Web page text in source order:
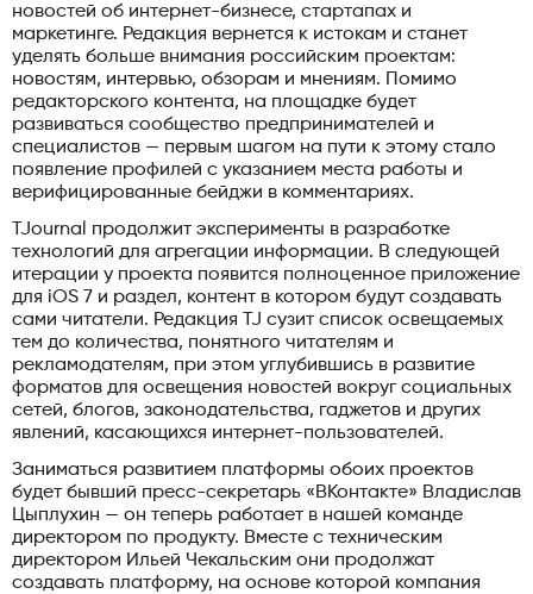
новостей об интернет-бизнесе, стартапах и
маркетинге. Редакция вернется к истокам и станет
уделять больше внимания российским проектам:
новостям, интервью, обзорам и мнениям. Помимо
редакторского контента, на площадке будет
развиваться сообщество предпринимателей и
специалистов — первым шагом на пути к этому стало
появление профилей с указанием места работы и
верифицированные бейджи в комментариях.
TJournal продолжит эксперименты в разработке
технологий для агрегации информации. В следующей
итерации у проекта появится полноценное приложение
для iOS 7 и раздел, контент в котором будут создавать
сами читатели. Редакция TJ сузит список освещаемых
тем до количества, понятного читателям и
рекламодателям, при этом углубившись в развитие
форматов для освещения новостей вокруг социальных
сетей, блогов, законодательства, гаджетов и других
явлений, касающихся интернет-пользователей.
Заниматься развитием платформы обоих проектов
будет бывший пресс-секретарь «ВКонтакте» Владислав
Цыплухин — он теперь работает в нашей команде
директором по продукту. Вместе с техническим
директором Ильей Чекальским они продолжат
создавать платформу, на основе которой компания